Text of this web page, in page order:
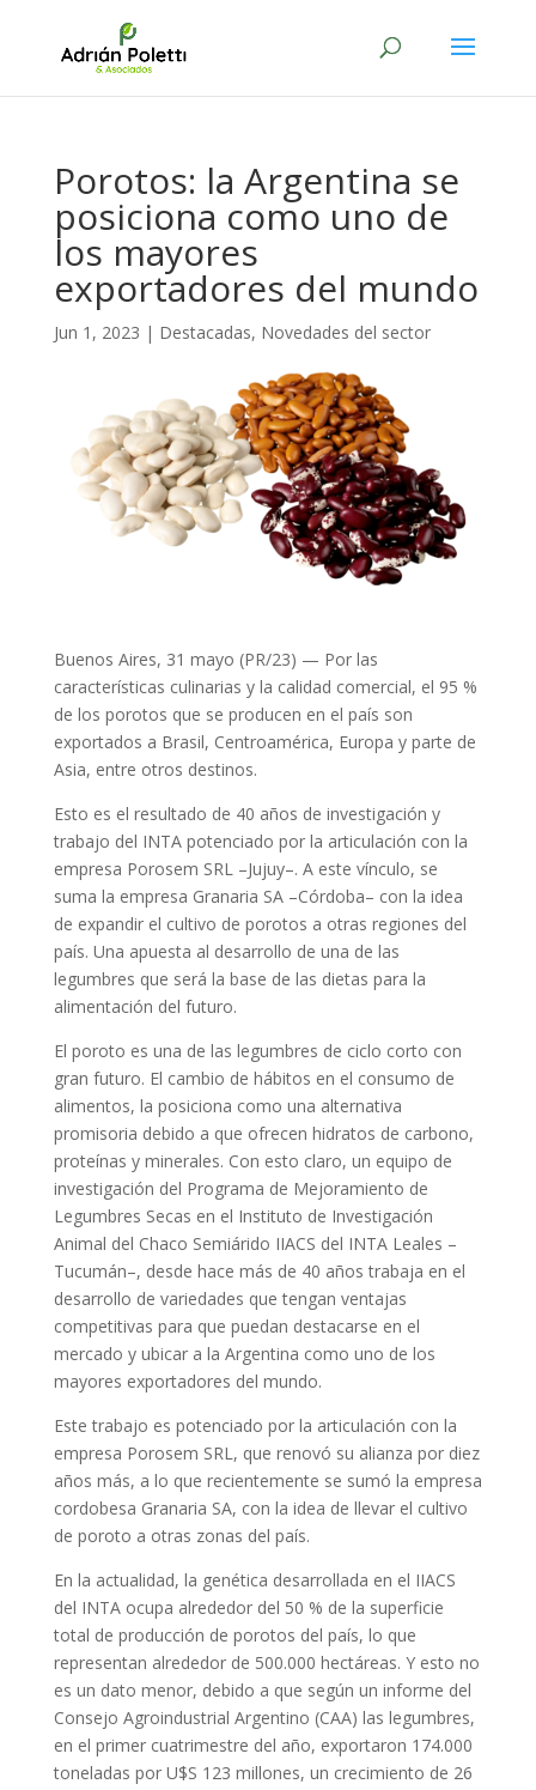
Porotos: la Argentina se
posiciona como uno de
los mayores
exportadores del mundo
Jun 1, 2023 | Destacadas, Novedades del sector
Buenos Aires, 31 mayo (PR/23) — Por las
características culinarias y la calidad comercial, el 95 %
de los porotos que se producen en el país son
exportados a Brasil, Centroamérica, Europa y parte de
Asia, entre otros destinos.
Esto es el resultado de 40 años de investigación y
trabajo del INTA potenciado por la articulación con la
empresa Porosem SRL –Jujuy–. A este vínculo, se
suma la empresa Granaria SA –Córdoba– con la idea
de expandir el cultivo de porotos a otras regiones del
país. Una apuesta al desarrollo de una de las
legumbres que será la base de las dietas para la
alimentación del futuro.
El poroto es una de las legumbres de ciclo corto con
gran futuro. El cambio de hábitos en el consumo de
alimentos, la posiciona como una alternativa
promisoria debido a que ofrecen hidratos de carbono,
proteínas y minerales. Con esto claro, un equipo de
investigación del Programa de Mejoramiento de
Legumbres Secas en el Instituto de Investigación
Animal del Chaco Semiárido IIACS del INTA Leales –
Tucumán–, desde hace más de 40 años trabaja en el
desarrollo de variedades que tengan ventajas
competitivas para que puedan destacarse en el
mercado y ubicar a la Argentina como uno de los
mayores exportadores del mundo.
Este trabajo es potenciado por la articulación con la
empresa Porosem SRL, que renovó su alianza por diez
años más, a lo que recientemente se sumó la empresa
cordobesa Granaria SA, con la idea de llevar el cultivo
de poroto a otras zonas del país.
En la actualidad, la genética desarrollada en el IIACS
del INTA ocupa alrededor del 50 % de la superficie
total de producción de porotos del país, lo que
representan alrededor de 500.000 hectáreas. Y esto no
es un dato menor, debido a que según un informe del
Consejo Agroindustrial Argentino (CAA) las legumbres,
en el primer cuatrimestre del año, exportaron 174.000
toneladas por U$S 123 millones, un crecimiento de 26